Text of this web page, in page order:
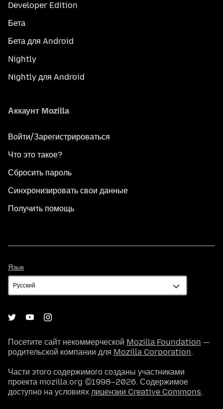
Developer Edition
Бета
Бета для Android
Nightly
Nightly для Android
Аккаунт Mozilla
Войти/Зарегистрироваться
Что это такое?
Сбросить пароль
Синхронизировать свои данные
Получить помощь
Язык
Посетите сайт некоммерческой Mozilla Foundation —
родительской компании для Mozilla Corporation.
Части этого содержимого созданы участниками
проекта mozilla.org ©1998–2026. Содержимое
доступно на условиях лицензии Creative Commons.